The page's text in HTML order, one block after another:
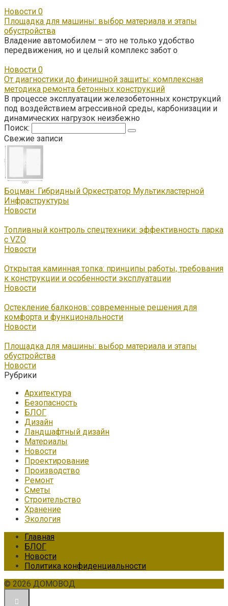
Новости 0
Площадка для машины: выбор материала и этапы
обустройства
Владение автомобилем – это не только удобство
передвижения, но и целый комплекс забот о
Новости 0
От диагностики до финишной защиты: комплексная
методика ремонта бетонных конструкций
В процессе эксплуатации железобетонных конструкций
под воздействием агрессивной среды, карбонизации и
динамических нагрузок неизбежно
Поиск:
Свежие записи
Боцман: Гибридный Оркестратор Мультикластерной
Инфраструктуры
Новости
Топливный контроль спецтехники: эффективность парка
с VZO
Новости
Открытая каминная топка: принципы работы, требования
к конструкции и особенности эксплуатации
Новости
Остекление балконов: современные решения для
комфорта и функциональности
Новости
Площадка для машины: выбор материала и этапы
обустройства
Новости
Рубрики
Архитектура
Безопасность
БЛОГ
Дизайн
Ландшафтный дизайн
Материалы
Новости
Проектирование
Производство
Ремонт
Сметы
Строительство
Хранение
Экология
Главная
БЛОГ
Новости
Политика конфиденциальности
© 2026 ДОМОВОД